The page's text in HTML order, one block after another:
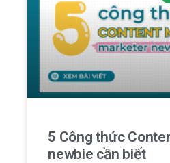
5 Công thức
newbie cần biết